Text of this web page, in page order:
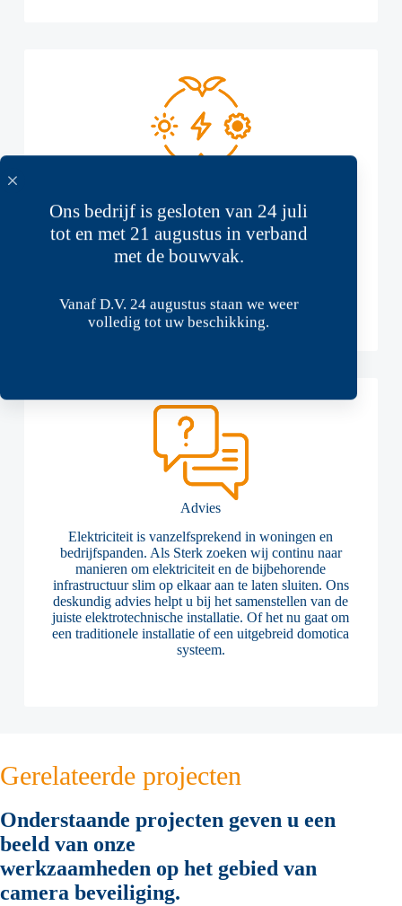
Ons bedrijf is gesloten van 24 juli
tot en met 21 augustus in verband
met de bouwvak.
Vanaf D.V. 24 augustus staan we weer
volledig tot uw beschikking.
Duurzame energie wordt steeds belangrijker. Als
Sterk helpen wij onze opdrachtgevers graag met het
leveren van zonnepanelen, batterijen,
laadoplossingen, boilers en warmtepompen. Op die
Advies
Elektriciteit is vanzelfsprekend in woningen en
bedrijfspanden. Als Sterk zoeken wij continu naar
manieren om elektriciteit en de bijbehorende
infrastructuur slim op elkaar aan te laten sluiten. Ons
deskundig advies helpt u bij het samenstellen van de
juiste elektrotechnische installatie. Of het nu gaat om
een traditionele installatie of een uitgebreid domotica
systeem.
Gerelateerde projecten
Onderstaande projecten geven u een
beeld van onze
werkzaamheden op het gebied van
camera beveiliging.